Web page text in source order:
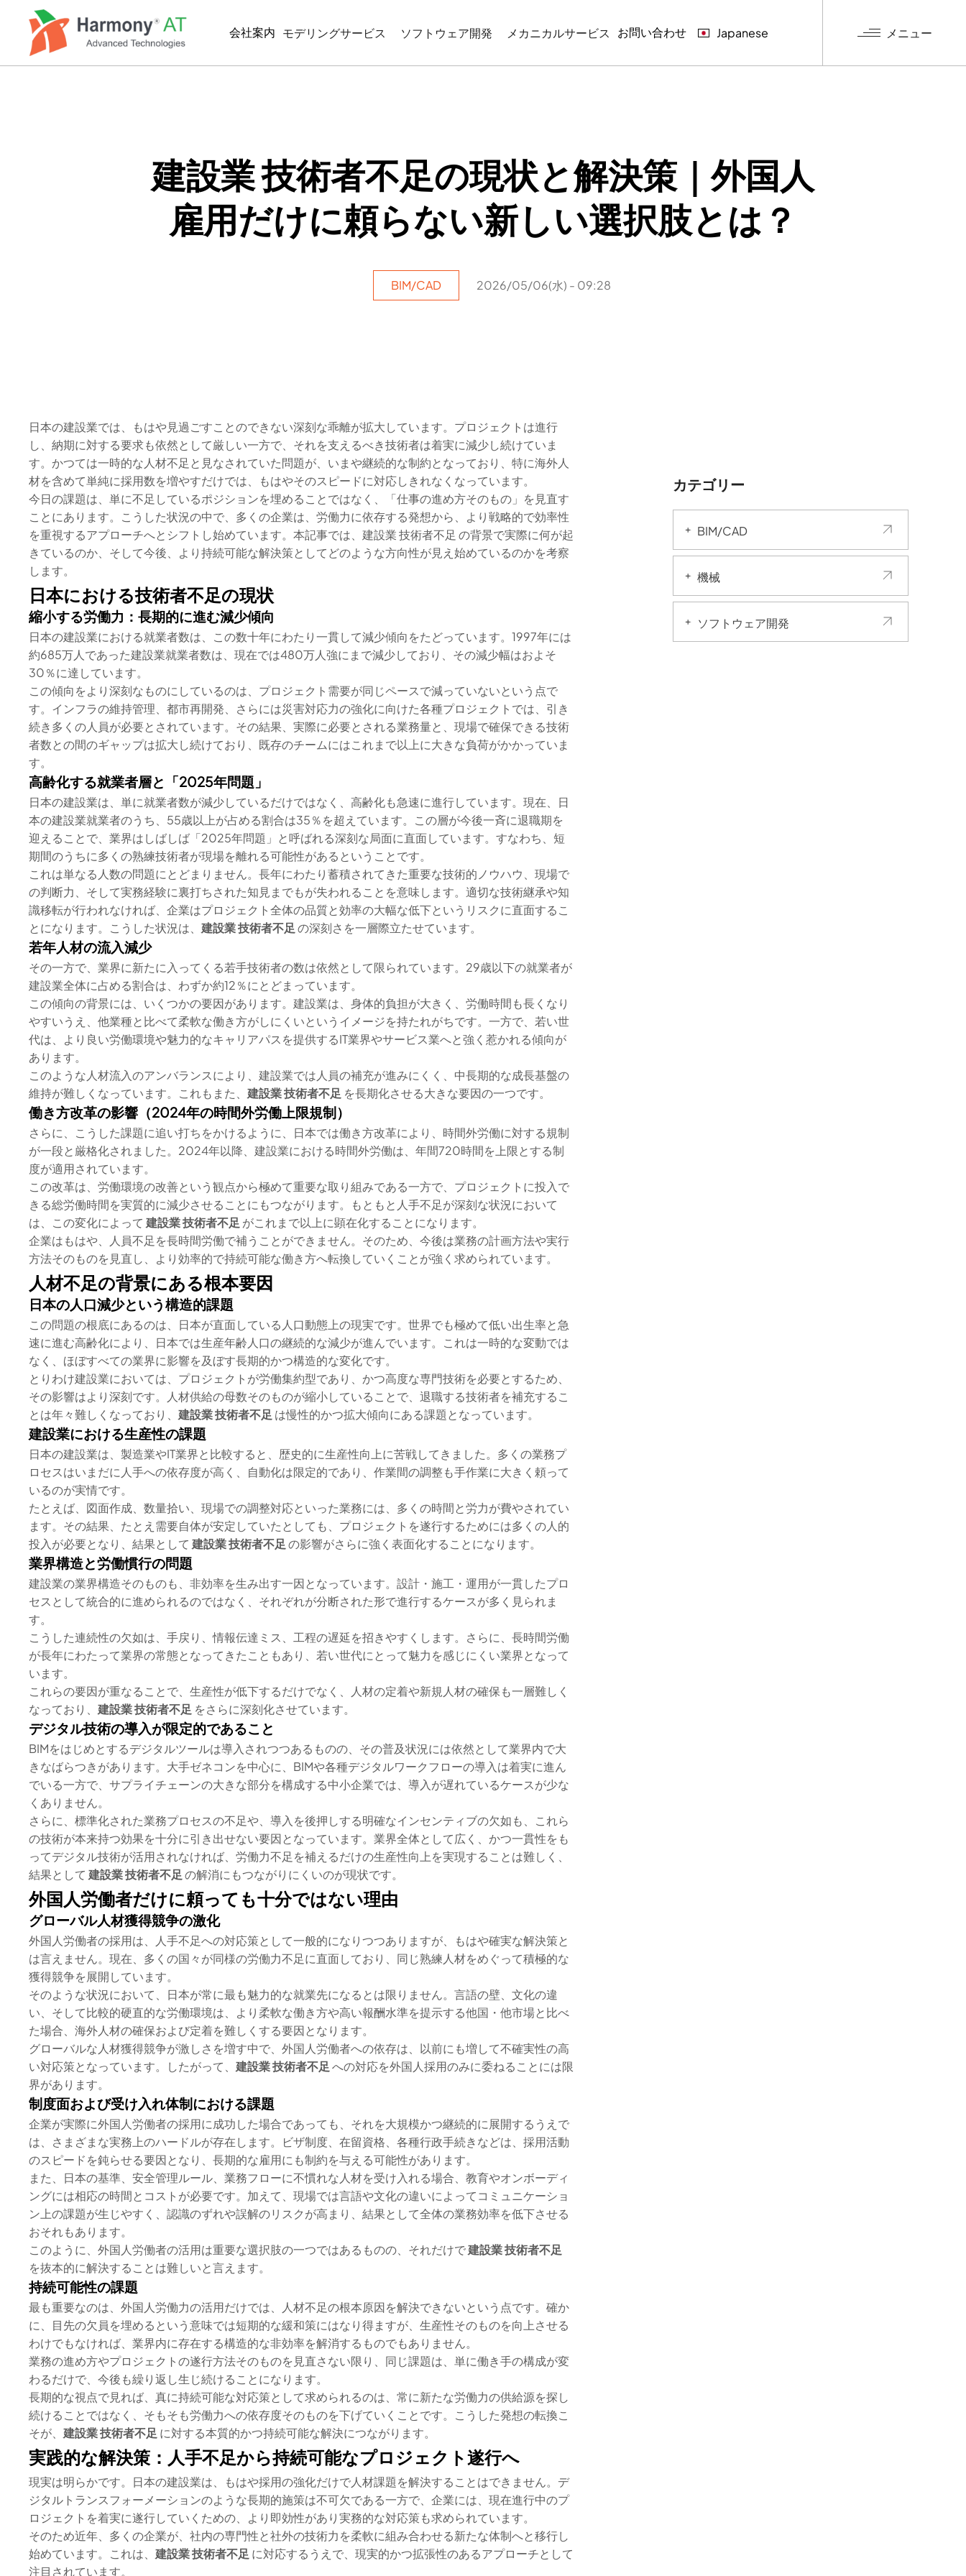
会社案内 モデリングサービス
SIMULATIONとVISUALIZATION
ソフトウェア開発 メカニカルサービス お問い合わせ Japanese メニュー
建設業 技術者不足の現状と解決策｜外国人
雇用だけに頼らない新しい選択肢とは？
BIM/CAD 2026/05/06(水) - 09:28
日本の建設業では、もはや見過ごすことのできない深刻な乖離が拡大しています。プロジェクトは進行
し、納期に対する要求も依然として厳しい一方で、それを支えるべき技術者は着実に減少し続けていま
す。かつては一時的な人材不足と見なされていた問題が、いまや継続的な制約となっており、特に海外人
材を含めて単純に採用数を増やすだけでは、もはやそのスピードに対応しきれなくなっています。
今日の課題は、単に不足しているポジションを埋めることではなく、「仕事の進め方そのもの」を見直す
ことにあります。こうした状況の中で、多くの企業は、労働力に依存する発想から、より戦略的で効率性
を重視するアプローチへとシフトし始めています。本記事では、建設業 技術者不足 の背景で実際に何が起
きているのか、そして今後、より持続可能な解決策としてどのような方向性が見え始めているのかを考察
します。
日本における技術者不足の現状
縮小する労働力：長期的に進む減少傾向
日本の建設業における就業者数は、この数十年にわたり一貫して減少傾向をたどっています。1997年には
約685万人であった建設業就業者数は、現在では480万人強にまで減少しており、その減少幅はおよそ
30％に達しています。
この傾向をより深刻なものにしているのは、プロジェクト需要が同じペースで減っていないという点で
す。インフラの維持管理、都市再開発、さらには災害対応力の強化に向けた各種プロジェクトでは、引き
続き多くの人員が必要とされています。その結果、実際に必要とされる業務量と、現場で確保できる技術
者数との間のギャップは拡大し続けており、既存のチームにはこれまで以上に大きな負荷がかかっていま
す。
高齢化する就業者層と「2025年問題」
日本の建設業は、単に就業者数が減少しているだけではなく、高齢化も急速に進行しています。現在、日
本の建設業就業者のうち、55歳以上が占める割合は35％を超えています。この層が今後一斉に退職期を
迎えることで、業界はしばしば「2025年問題」と呼ばれる深刻な局面に直面しています。すなわち、短
期間のうちに多くの熟練技術者が現場を離れる可能性があるということです。
これは単なる人数の問題にとどまりません。長年にわたり蓄積されてきた重要な技術的ノウハウ、現場で
の判断力、そして実務経験に裏打ちされた知見までもが失われることを意味します。適切な技術継承や知
識移転が行われなければ、企業はプロジェクト全体の品質と効率の大幅な低下というリスクに直面するこ
とになります。こうした状況は、 建設業 技術者不足 の深刻さを一層際立たせています。
若年人材の流入減少
その一方で、業界に新たに入ってくる若手技術者の数は依然として限られています。29歳以下の就業者が
建設業全体に占める割合は、わずか約12％にとどまっています。
この傾向の背景には、いくつかの要因があります。建設業は、身体的負担が大きく、労働時間も長くなり
やすいうえ、他業種と比べて柔軟な働き方がしにくいというイメージを持たれがちです。一方で、若い世
代は、より良い労働環境や魅力的なキャリアパスを提供するIT業界やサービス業へと強く惹かれる傾向が
あります。
このような人材流入のアンバランスにより、建設業では人員の補充が進みにくく、中長期的な成長基盤の
維持が難しくなっています。これもまた、 建設業 技術者不足 を長期化させる大きな要因の一つです。
働き方改革の影響（2024年の時間外労働上限規制）
さらに、こうした課題に追い打ちをかけるように、日本では働き方改革により、時間外労働に対する規制
が一段と厳格化されました。2024年以降、建設業における時間外労働は、年間720時間を上限とする制
度が適用されています。
この改革は、労働環境の改善という観点から極めて重要な取り組みである一方で、プロジェクトに投入で
きる総労働時間を実質的に減少させることにもつながります。もともと人手不足が深刻な状況において
は、この変化によって 建設業 技術者不足 がこれまで以上に顕在化することになります。
企業はもはや、人員不足を長時間労働で補うことができません。そのため、今後は業務の計画方法や実行
方法そのものを見直し、より効率的で持続可能な働き方へ転換していくことが強く求められています。
人材不足の背景にある根本要因
日本の人口減少という構造的課題
この問題の根底にあるのは、日本が直面している人口動態上の現実です。世界でも極めて低い出生率と急
速に進む高齢化により、日本では生産年齢人口の継続的な減少が進んでいます。これは一時的な変動では
なく、ほぼすべての業界に影響を及ぼす長期的かつ構造的な変化です。
とりわけ建設業においては、プロジェクトが労働集約型であり、かつ高度な専門技術を必要とするため、
その影響はより深刻です。人材供給の母数そのものが縮小していることで、退職する技術者を補充するこ
とは年々難しくなっており、 建設業 技術者不足 は慢性的かつ拡大傾向にある課題となっています。
建設業における生産性の課題
日本の建設業は、製造業やIT業界と比較すると、歴史的に生産性向上に苦戦してきました。多くの業務プ
ロセスはいまだに人手への依存度が高く、自動化は限定的であり、作業間の調整も手作業に大きく頼って
いるのが実情です。
たとえば、図面作成、数量拾い、現場での調整対応といった業務には、多くの時間と労力が費やされてい
ます。その結果、たとえ需要自体が安定していたとしても、プロジェクトを遂行するためには多くの人的
投入が必要となり、結果として 建設業 技術者不足 の影響がさらに強く表面化することになります。
業界構造と労働慣行の問題
建設業の業界構造そのものも、非効率を生み出す一因となっています。設計・施工・運用が一貫したプロ
セスとして統合的に進められるのではなく、それぞれが分断された形で進行するケースが多く見られま
す。
こうした連続性の欠如は、手戻り、情報伝達ミス、工程の遅延を招きやすくします。さらに、長時間労働
が長年にわたって業界の常態となってきたこともあり、若い世代にとって魅力を感じにくい業界となって
います。
これらの要因が重なることで、生産性が低下するだけでなく、人材の定着や新規人材の確保も一層難しく
なっており、 建設業 技術者不足 をさらに深刻化させています。
デジタル技術の導入が限定的であること
BIMをはじめとするデジタルツールは導入されつつあるものの、その普及状況には依然として業界内で大
きなばらつきがあります。大手ゼネコンを中心に、BIMや各種デジタルワークフローの導入は着実に進ん
でいる一方で、サプライチェーンの大きな部分を構成する中小企業では、導入が遅れているケースが少な
くありません。
さらに、標準化された業務プロセスの不足や、導入を後押しする明確なインセンティブの欠如も、これら
の技術が本来持つ効果を十分に引き出せない要因となっています。業界全体として広く、かつ一貫性をも
ってデジタル技術が活用されなければ、労働力不足を補えるだけの生産性向上を実現することは難しく、
結果として 建設業 技術者不足 の解消にもつながりにくいのが現状です。
外国人労働者だけに頼っても十分ではない理由
グローバル人材獲得競争の激化
外国人労働者の採用は、人手不足への対応策として一般的になりつつありますが、もはや確実な解決策と
は言えません。現在、多くの国々が同様の労働力不足に直面しており、同じ熟練人材をめぐって積極的な
獲得競争を展開しています。
そのような状況において、日本が常に最も魅力的な就業先になるとは限りません。言語の壁、文化の違
い、そして比較的硬直的な労働環境は、より柔軟な働き方や高い報酬水準を提示する他国・他市場と比べ
た場合、海外人材の確保および定着を難しくする要因となります。
グローバルな人材獲得競争が激しさを増す中で、外国人労働者への依存は、以前にも増して不確実性の高
い対応策となっています。したがって、 建設業 技術者不足 への対応を外国人採用のみに委ねることには限
界があります。
制度面および受け入れ体制における課題
企業が実際に外国人労働者の採用に成功した場合であっても、それを大規模かつ継続的に展開するうえで
は、さまざまな実務上のハードルが存在します。ビザ制度、在留資格、各種行政手続きなどは、採用活動
のスピードを鈍らせる要因となり、長期的な雇用にも制約を与える可能性があります。
また、日本の基準、安全管理ルール、業務フローに不慣れな人材を受け入れる場合、教育やオンボーディ
ングには相応の時間とコストが必要です。加えて、現場では言語や文化の違いによってコミュニケーショ
ン上の課題が生じやすく、認識のずれや誤解のリスクが高まり、結果として全体の業務効率を低下させる
おそれもあります。
このように、外国人労働者の活用は重要な選択肢の一つではあるものの、それだけで建設業 技術者不足
を抜本的に解決することは難しいと言えます。
持続可能性の課題
最も重要なのは、外国人労働力の活用だけでは、人材不足の根本原因を解決できないという点です。確か
に、目先の欠員を埋めるという意味では短期的な緩和策にはなり得ますが、生産性そのものを向上させる
わけでもなければ、業界内に存在する構造的な非効率を解消するものでもありません。
業務の進め方やプロジェクトの遂行方法そのものを見直さない限り、同じ課題は、単に働き手の構成が変
わるだけで、今後も繰り返し生じ続けることになります。
長期的な視点で見れば、真に持続可能な対応策として求められるのは、常に新たな労働力の供給源を探し
続けることではなく、そもそも労働力への依存度そのものを下げていくことです。こうした発想の転換こ
そが、 建設業 技術者不足 に対する本質的かつ持続可能な解決につながります。
実践的な解決策：人手不足から持続可能なプロジェクト遂行へ
現実は明らかです。日本の建設業は、もはや採用の強化だけで人材課題を解決することはできません。デ
ジタルトランスフォーメーションのような長期的施策は不可欠である一方で、企業には、現在進行中のプ
ロジェクトを着実に遂行していくための、より即効性があり実務的な対応策も求められています。
そのため近年、多くの企業が、社内の専門性と社外の技術力を柔軟に組み合わせる新たな体制へと移行し
始めています。これは、 建設業 技術者不足 に対応するうえで、現実的かつ拡張性のあるアプローチとして
注目されています。
カテゴリー
BIM/CAD
機械
ソフトウェア開発